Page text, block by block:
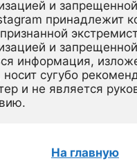
и
принадлежит
и
информация,
носит сугубо
и не является
На главную